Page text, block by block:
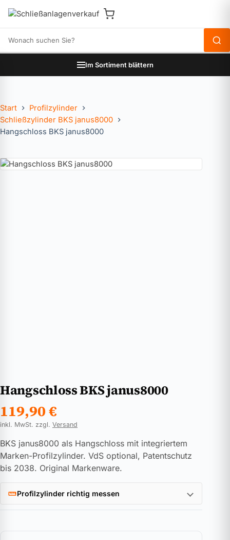
Im Sortiment blättern
Start
Profilzylinder
Schließzylinder BKS janus8000
Hangschloss BKS janus8000
Hangschloss BKS janus8000
119,90€
inkl. MwSt. zzgl. Versand
BKS janus8000 als Hangschloss mit integriertem
Marken-Profilzylinder. VdS optional, Patentschutz
bis 2038. Original Markenware.
Profilzylinder richtig messen